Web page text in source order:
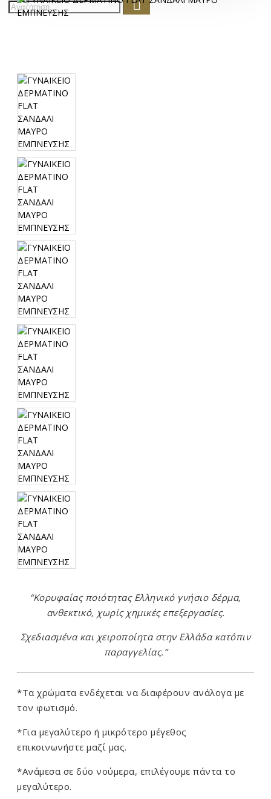
“Κορυφαίας ποιότητας Ελληνικό γνήσιο δέρμα,
ανθεκτικό, χωρίς χημικές επεξεργασίες.
Σχεδιασμένα και χειροποίητα στην Ελλάδα κατόπιν
παραγγελίας.”
*Τα χρώματα ενδέχεται να διαφέρουν ανάλογα με
τον φωτισμό.
*Για μεγαλύτερο ή μικρότερο μέγεθος
επικοινωνήστε μαζί μας.
*Ανάμεσα σε δύο νούμερα, επιλέγουμε πάντα το
μεγαλύτερο.